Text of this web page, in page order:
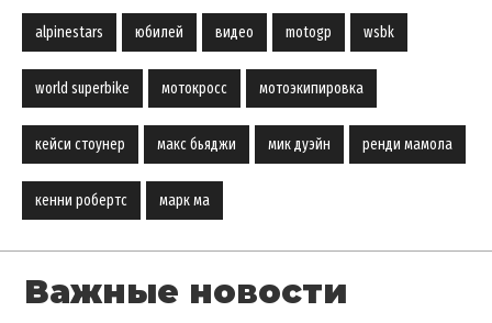
alpinestars юбилей видео motogp wsbk
world superbike мотокросс мотоэкипировка
кейси стоунер макс бьяджи мик дуэйн ренди мамола
кенни робертс марк ма
Важные новости